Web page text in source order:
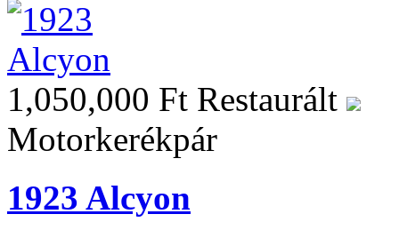
1,050,000 Ft Restaurált
Motorkerékpár
1923 Alcyon